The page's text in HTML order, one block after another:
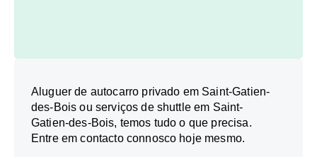
Aluguer de autocarro privado em Saint-Gatien-
des-Bois ou serviços de shuttle em Saint-
Gatien-des-Bois, temos tudo o que precisa.
Entre em contacto connosco hoje mesmo.